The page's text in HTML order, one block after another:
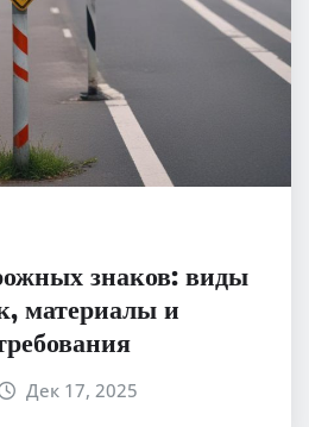
знаков: виды
материалы и
Дек 17, 2025